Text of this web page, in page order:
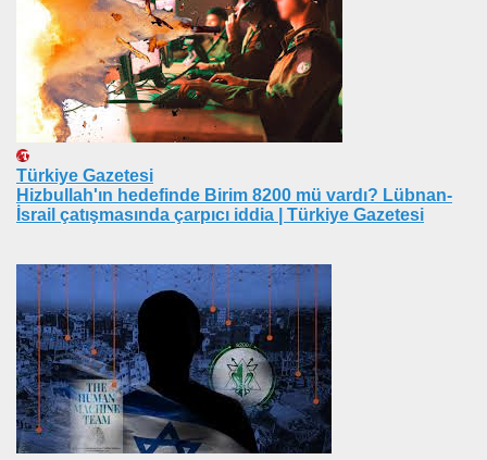
Türkiye Gazetesi
Hizbullah'ın hedefinde Birim 8200 mü vardı? Lübnan-
İsrail çatışmasında çarpıcı iddia | Türkiye Gazetesi
EROĞLU
DİNÇER
Oturan TekProf. Maliye Bakanı